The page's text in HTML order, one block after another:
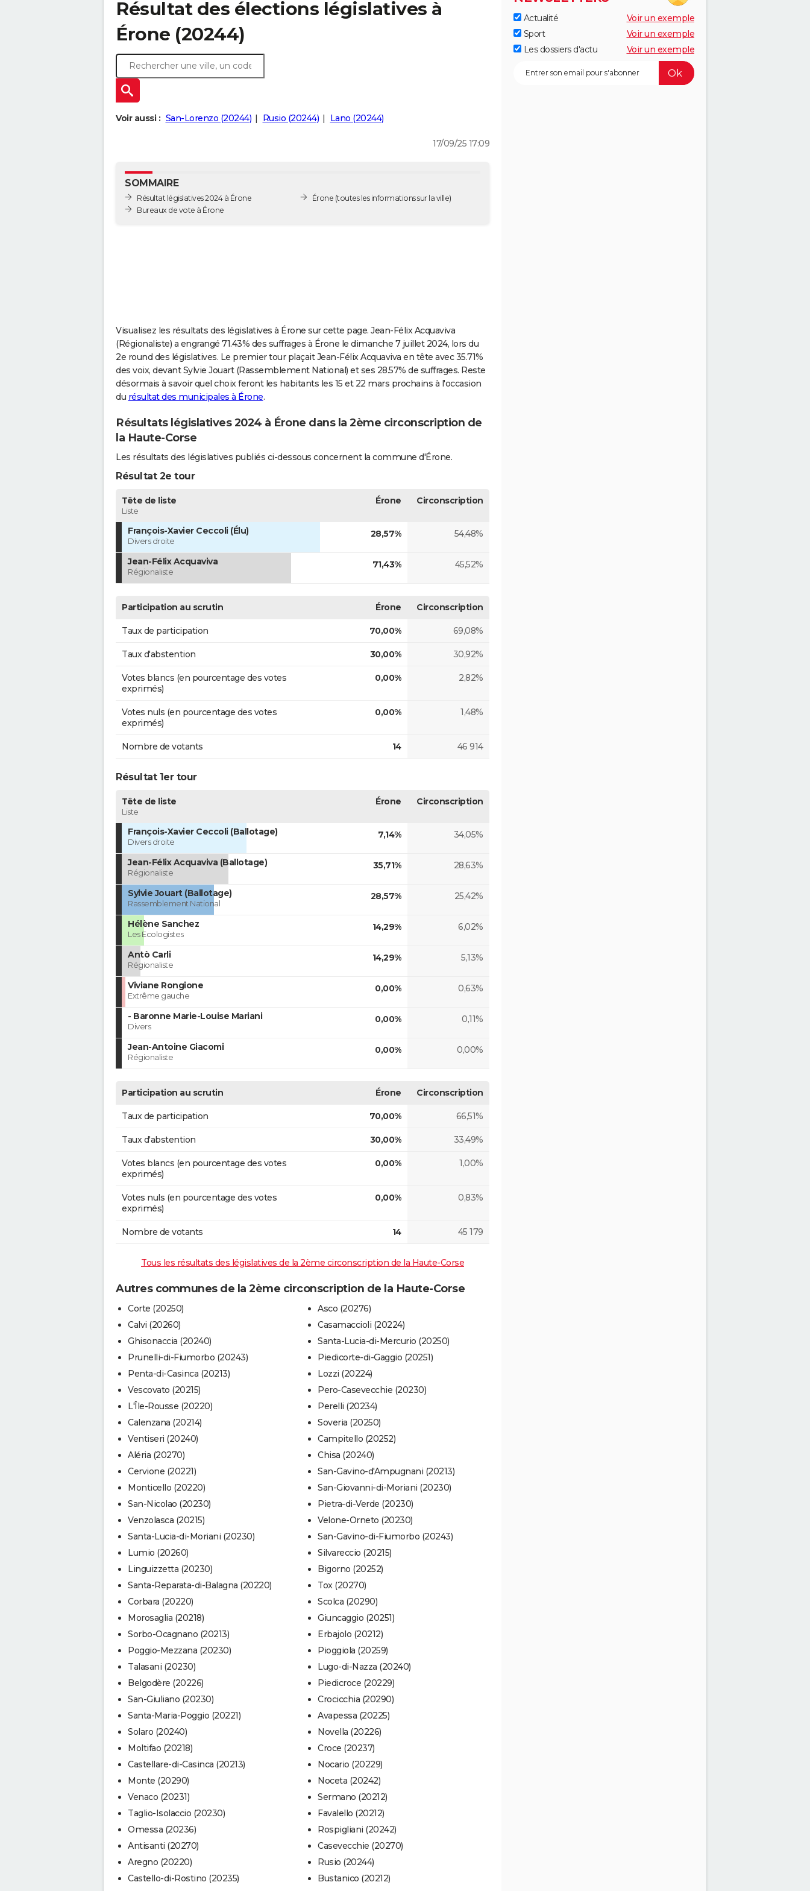
Résultat des élections législatives à
Érone (20244)
Voir aussi : San-Lorenzo (20244) Rusio (20244) Lano (20244)
17/09/25 17:09
SOMMAIRE
Résultat législatives 2024 à Érone
Bureaux de vote à Érone
Érone (toutes les informations sur la ville)
Visualisez les résultats des législatives à Érone sur cette page. Jean-Félix Acquaviva
(Régionaliste) a engrangé 71.43% des suffrages à Érone le dimanche 7 juillet 2024, lors du
2e round des législatives. Le premier tour plaçait Jean-Félix Acquaviva en tête avec 35.71%
des voix, devant Sylvie Jouart (Rassemblement National) et ses 28.57% de suffrages. Reste
désormais à savoir quel choix feront les habitants les 15 et 22 mars prochains à l'occasion
du résultat des municipales à Érone.
Résultats législatives 2024 à Érone dans la 2ème circonscription de
la Haute-Corse
Les résultats des législatives publiés ci-dessous concernent la commune d'Érone.
Résultat 2e tour
Tête de liste
Liste
Érone Circonscription
François-Xavier Ceccoli (Élu)
Divers droite
28,57% 54,48%
Jean-Félix Acquaviva
Régionaliste
71,43% 45,52%
Participation au scrutin Érone Circonscription
Taux de participation 70,00% 69,08%
Taux d'abstention 30,00% 30,92%
Votes blancs (en pourcentage des votes
exprimés)
0,00% 2,82%
Votes nuls (en pourcentage des votes
exprimés)
0,00% 1,48%
Nombre de votants 14 46 914
Résultat 1er tour
Tête de liste
Liste
Érone Circonscription
François-Xavier Ceccoli (Ballotage)
Divers droite
7,14% 34,05%
Jean-Félix Acquaviva (Ballotage)
Régionaliste
35,71% 28,63%
Sylvie Jouart (Ballotage)
Rassemblement National
28,57% 25,42%
Hélène Sanchez
Les Ecologistes
14,29% 6,02%
Antò Carli
Régionaliste
14,29% 5,13%
Viviane Rongione
Extrême gauche
0,00% 0,63%
- Baronne Marie-Louise Mariani
Divers
0,00% 0,11%
Jean-Antoine Giacomi
Régionaliste
0,00% 0,00%
Participation au scrutin Érone Circonscription
Taux de participation 70,00% 66,51%
Taux d'abstention 30,00% 33,49%
Votes blancs (en pourcentage des votes
exprimés)
0,00% 1,00%
Votes nuls (en pourcentage des votes
exprimés)
0,00% 0,83%
Nombre de votants 14 45 179
Tous les résultats des législatives de la 2ème circonscription de la Haute-Corse
Autres communes de la 2ème circonscription de la Haute-Corse
Corte (20250)
Calvi (20260)
Ghisonaccia (20240)
Prunelli-di-Fiumorbo (20243)
Penta-di-Casinca (20213)
Vescovato (20215)
L'Île-Rousse (20220)
Calenzana (20214)
Ventiseri (20240)
Aléria (20270)
Cervione (20221)
Monticello (20220)
San-Nicolao (20230)
Venzolasca (20215)
Santa-Lucia-di-Moriani (20230)
Lumio (20260)
Linguizzetta (20230)
Santa-Reparata-di-Balagna (20220)
Corbara (20220)
Morosaglia (20218)
Sorbo-Ocagnano (20213)
Poggio-Mezzana (20230)
Talasani (20230)
Belgodère (20226)
San-Giuliano (20230)
Santa-Maria-Poggio (20221)
Solaro (20240)
Moltifao (20218)
Castellare-di-Casinca (20213)
Monte (20290)
Venaco (20231)
Taglio-Isolaccio (20230)
Omessa (20236)
Antisanti (20270)
Aregno (20220)
Castello-di-Rostino (20235)
Asco (20276)
Casamaccioli (20224)
Santa-Lucia-di-Mercurio (20250)
Piedicorte-di-Gaggio (20251)
Lozzi (20224)
Pero-Casevecchie (20230)
Perelli (20234)
Soveria (20250)
Campitello (20252)
Chisa (20240)
San-Gavino-d'Ampugnani (20213)
San-Giovanni-di-Moriani (20230)
Pietra-di-Verde (20230)
Velone-Orneto (20230)
San-Gavino-di-Fiumorbo (20243)
Silvareccio (20215)
Bigorno (20252)
Tox (20270)
Scolca (20290)
Giuncaggio (20251)
Erbajolo (20212)
Pioggiola (20259)
Lugo-di-Nazza (20240)
Piedicroce (20229)
Crocicchia (20290)
Avapessa (20225)
Novella (20226)
Croce (20237)
Nocario (20229)
Noceta (20242)
Sermano (20212)
Favalello (20212)
Rospigliani (20242)
Casevecchie (20270)
Rusio (20244)
Bustanico (20212)
Actualité
Voir un exemple
Sport
Voir un exemple
Les dossiers d'actu
Voir un exemple